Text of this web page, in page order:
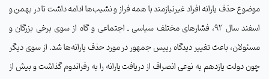
موضوع حذف یارانه افراد غیرنیازمند با همه فراز و نشیب‌ها ادامه داشت تا در بهمن و
اسفند سال 92، فشارهای مختلف سیاسی ـ اجتماعی و گاه از سوی برخی بزرگان و
مسئولان، باعث تغییر دیدگاه رییس جمهور در مورد حذف یارانه‌ها شد. از سوی دیگر
چون دولت یازدهم به نوعی انصراف از دریافت یارانه را به رفراندوم گذاشت و بیش از